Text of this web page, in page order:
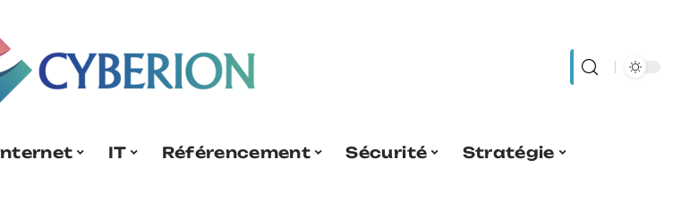
IT Référencement Sécurité Stratégie